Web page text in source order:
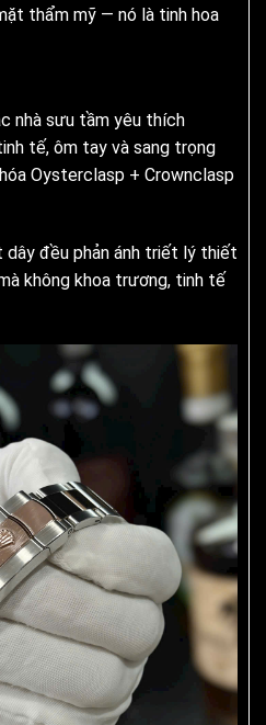
thẩm mỹ — nó là tinh hoa
nhà sưu tầm yêu thích
tế, ôm tay và sang trọng
Oysterclasp + Crownclasp
dây đều phản ánh triết lý thiết
không khoa trương, tinh tế